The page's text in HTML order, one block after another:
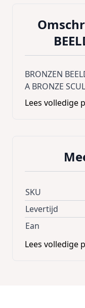
BRONZEN
A BRONZE
Lees volledige
SKU
Levertijd
Ean
Lees volledige